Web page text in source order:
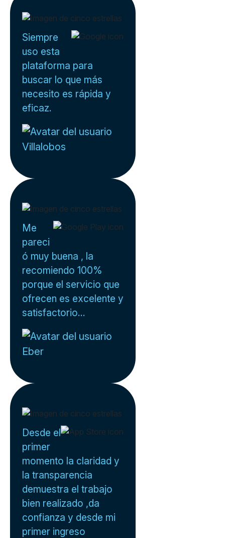
Siempre
uso esta
plataforma para
buscar lo que más
necesito es rápida y
eficaz.
Villalobos
Me
pareci
ó muy buena , la
recomiendo 100%
porque el servicio que
ofrecen es excelente y
satisfactorio...
Eber
Desde el
primer
momento la claridad y
la transparencia
demuestra el trabajo
bien realizado ,da
confianza y desde mi
primer ingreso